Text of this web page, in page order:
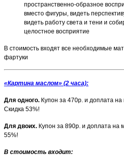
пространственно-образное
вместо фигуры, видеть
видеть работу света и тени и
целостное восприятие
В стоимость входят все необходимые
фартуки
«Картина маслом» (2 часа):
Для одного. Купон за 470р. и доплата
Скидка 53%!
Для двоих. Купон за 890р. и доплата на
55%!
В стоимость входит: